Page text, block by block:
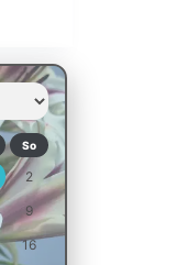
So
2
9
16